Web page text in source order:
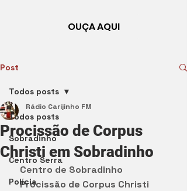
OUÇA AQUI
Post
Todos posts
Sobradinho
Centro Serra
Polícia
Todos posts
Procissão de Corpus
Christi em Sobradinho
Rádio Carijinho FM
    Centro de Sobradinho
    Procissão de Corpus Christi